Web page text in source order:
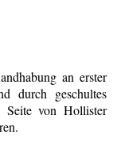
an erster
durch geschultes
Seite von Hollister